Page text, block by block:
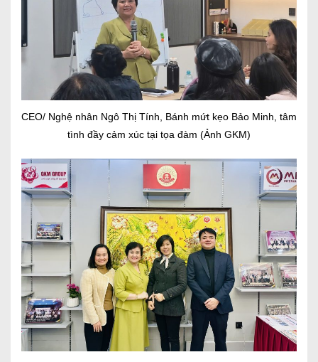
CEO/ Nghệ nhân Ngô Thị Tính, Bánh mứt kẹo Bảo Minh, tâm
tình đầy cảm xúc tại tọa đàm (Ảnh GKM)